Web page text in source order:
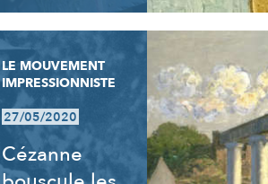
LE MOUVEMENT
IMPRESSIONNISTE
27/05/2020
Cézanne